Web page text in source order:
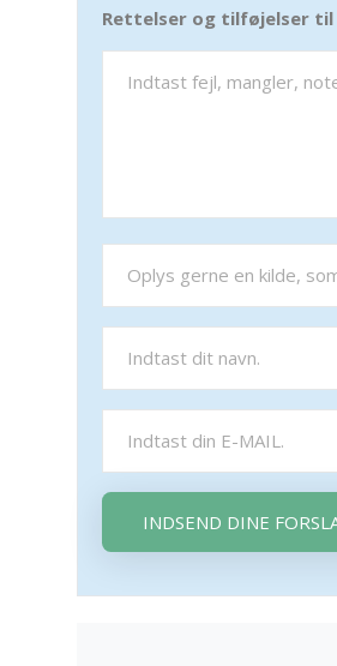
Rettelser og tilføjelser til
INDSEND DINE